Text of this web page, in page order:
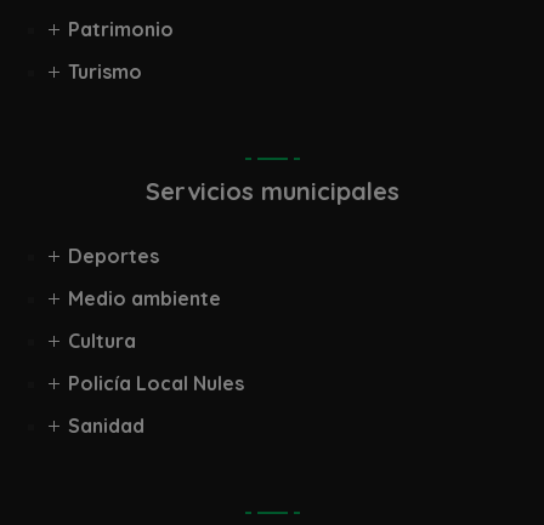
Patrimonio
Turismo
Servicios municipales
Deportes
Medio ambiente
Cultura
Policía Local Nules
Sanidad